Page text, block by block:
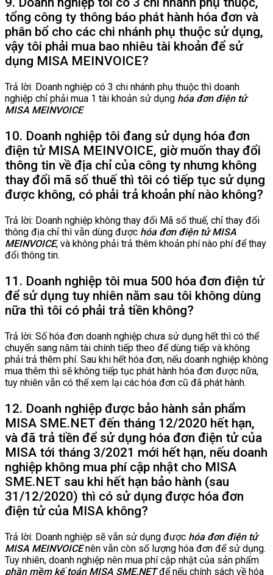
tổng công ty thông báo phát hành hóa đơn và
phân bổ cho các chi nhánh phụ thuộc sử dụng,
vậy tôi phải mua bao nhiêu tài khoản để sử
dụng MISA MEINVOICE?
Trả lời: Doanh nghiệp có 3 chi nhánh phụ thuộc thì doanh
nghiệp chỉ phải mua 1 tài khoản sử dụng hóa đơn điện tử
MISA MEINVOICE
10. Doanh nghiệp tôi đang sử dụng hóa đơn
điện tử MISA MEINVOICE, giờ muốn thay đổi
thông tin về địa chỉ của công ty nhưng không
thay đổi mã số thuế thì tôi có tiếp tục sử dụng
được không, có phải trả khoản phí nào không?
Trả lời: Doanh nghiệp không thay đổi Mã số thuế, chỉ thay đổi
thông địa chỉ thì vẫn dùng được hóa đơn điện tử MISA
MEINVOICE, và không phải trả thêm khoản phí nào phí để thay
đổi thông tin.
11. Doanh nghiệp tôi mua 500 hóa đơn điện tử
để sử dụng tuy nhiên năm sau tôi không dùng
nữa thì tôi có phải trả tiền không?
Trả lời: Số hóa đơn doanh nghiệp chưa sử dụng hết thì có thể
chuyển sang năm tài chính tiếp theo để dùng tiếp và không
phải trả thêm phí. Sau khi hết hóa đơn, nếu doanh nghiệp không
mua thêm thì sẽ không tiếp tục phát hành hóa đơn được nữa,
tuy nhiên vẫn có thể xem lại các hóa đơn cũ đã phát hành.
12. Doanh nghiệp được bảo hành sản phẩm
MISA SME.NET đến tháng 12/2020 hết hạn,
và đã trả tiền để sử dụng hóa đơn điện tử của
MISA tới tháng 3/2021 mới hết hạn, nếu doanh
nghiệp không mua phí cập nhật cho MISA
SME.NET sau khi hết hạn bảo hành (sau
31/12/2020) thì có sử dụng được hóa đơn
điện tử của MISA không?
Trả lời: Doanh nghiệp sẽ vẫn sử dụng được hóa đơn điện tử
MISA MEINVOICEnên vẫn còn số lượng hóa đơn để sử dụng.
Tuy nhiên, doanh nghiệp nên mua phí cập nhật của sản phẩm
phần mềm kế toán MISA SME.NETđể nếu chính sách về hóa